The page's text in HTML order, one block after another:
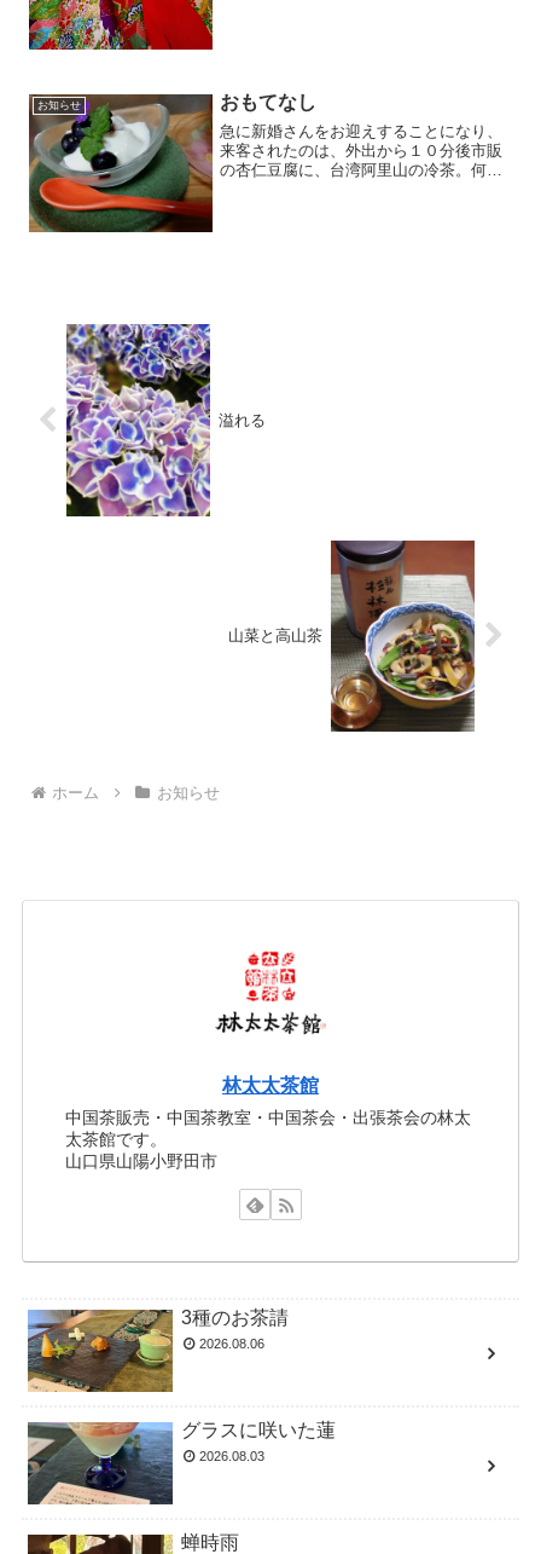
お知らせ おもてなし
急に新婚さんをお迎えすることになり、
来客されたのは、外出から１０分後市販
の杏仁豆腐に、台湾阿里山の冷茶。何と
溢れる
山菜と高山茶
ホーム お知らせ
林太太茶館
中国茶販売・中国茶教室・中国茶会・出張茶会の林太
太茶館です。
山口県山陽小野田市
3種のお茶請
2026.08.06
グラスに咲いた蓮
2026.08.03
蝉時雨